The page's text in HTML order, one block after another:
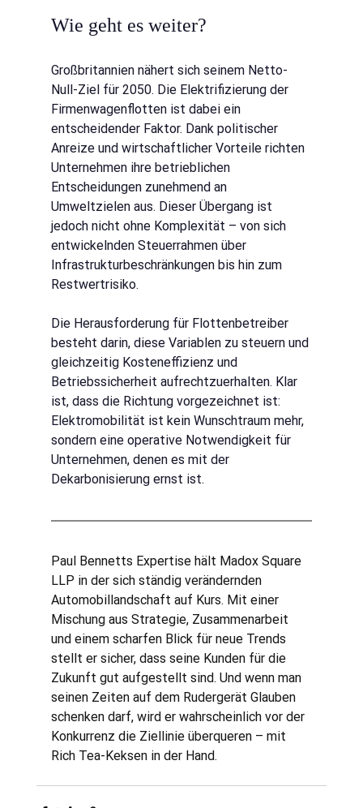
Wie geht es weiter?
Großbritannien nähert sich seinem Netto-
Null-Ziel für 2050. Die Elektrifizierung der
Firmenwagenflotten ist dabei ein
entscheidender Faktor. Dank politischer
Anreize und wirtschaftlicher Vorteile richten
Unternehmen ihre betrieblichen
Entscheidungen zunehmend an
Umweltzielen aus. Dieser Übergang ist
jedoch nicht ohne Komplexität – von sich
entwickelnden Steuerrahmen über
Infrastrukturbeschränkungen bis hin zum
Restwertrisiko.
Die Herausforderung für Flottenbetreiber
besteht darin, diese Variablen zu steuern und
gleichzeitig Kosteneffizienz und
Betriebssicherheit aufrechtzuerhalten. Klar
ist, dass die Richtung vorgezeichnet ist:
Elektromobilität ist kein Wunschtraum mehr,
sondern eine operative Notwendigkeit für
Unternehmen, denen es mit der
Dekarbonisierung ernst ist.
Paul Bennetts Expertise hält Madox Square
LLP in der sich ständig verändernden
Automobillandschaft auf Kurs. Mit einer
Mischung aus Strategie, Zusammenarbeit
und einem scharfen Blick für neue Trends
stellt er sicher, dass seine Kunden für die
Zukunft gut aufgestellt sind. Und wenn man
seinen Zeiten auf dem Rudergerät Glauben
schenken darf, wird er wahrscheinlich vor der
Konkurrenz die Ziellinie überqueren – mit
Rich Tea-Keksen in der Hand.